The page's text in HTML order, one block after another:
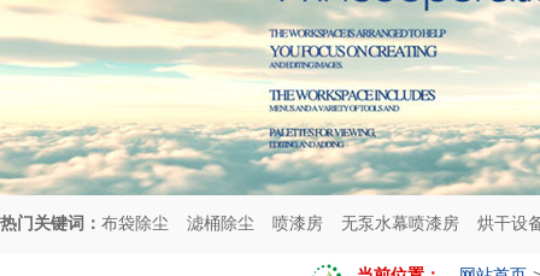
热门关键词： 布袋除尘 滤桶除尘 喷漆房 无泵水幕喷漆房 烘干设